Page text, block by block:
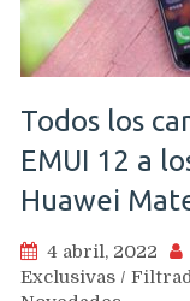
Todos los
EMUI 12 a
Huawei
4 abril, 2022
Exclusivas /